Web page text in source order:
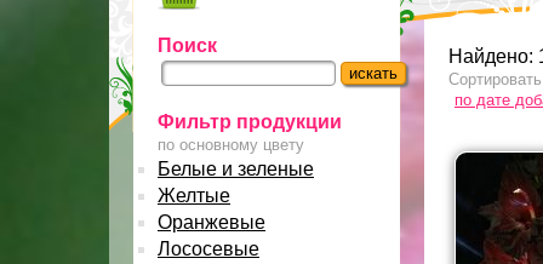
Поиск
Фильтр продукции
по основному цвету
Белые и зеленые
Желтые
Оранжевые
Лососевые
Найдено:
по дате